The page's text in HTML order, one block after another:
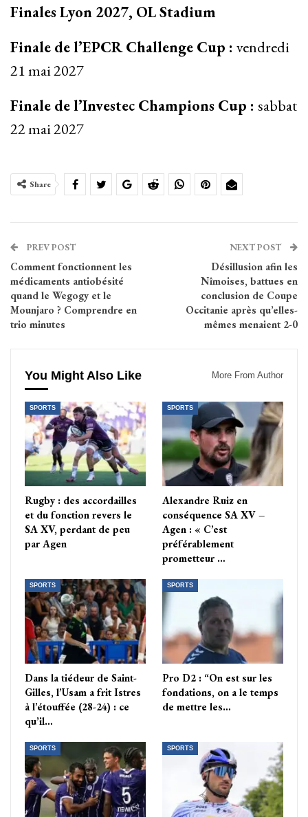
Finales Lyon 2027, OL Stadium
Finale de l’EPCR Challenge Cup : vendredi
21 mai 2027
Finale de l’Investec Champions Cup : sabbat
22 mai 2027
Share
PREV POST
Comment fonctionnent les
médicaments antiobésité
quand le Wegogy et le
Mounjaro ? Comprendre en
trio minutes
NEXT POST
Désillusion afin les
Nîmoises, battues en
conclusion de Coupe
Occitanie après qu’elles-
mêmes menaient 2-0
You Might Also Like More From Author
SPORTS
Rugby : des accordailles
et du fonction revers le
SA XV, perdant de peu
par Agen
SPORTS
Alexandre Ruiz en
conséquence SA XV –
Agen : « C’est
préférablement
prometteur …
SPORTS
Dans la tiédeur de Saint-
Gilles, l’Usam a frit Istres
à l’étouffée (28-24) : ce
qu’il…
SPORTS
Pro D2 : “On est sur les
fondations, on a le temps
de mettre les…
SPORTS SPORTS